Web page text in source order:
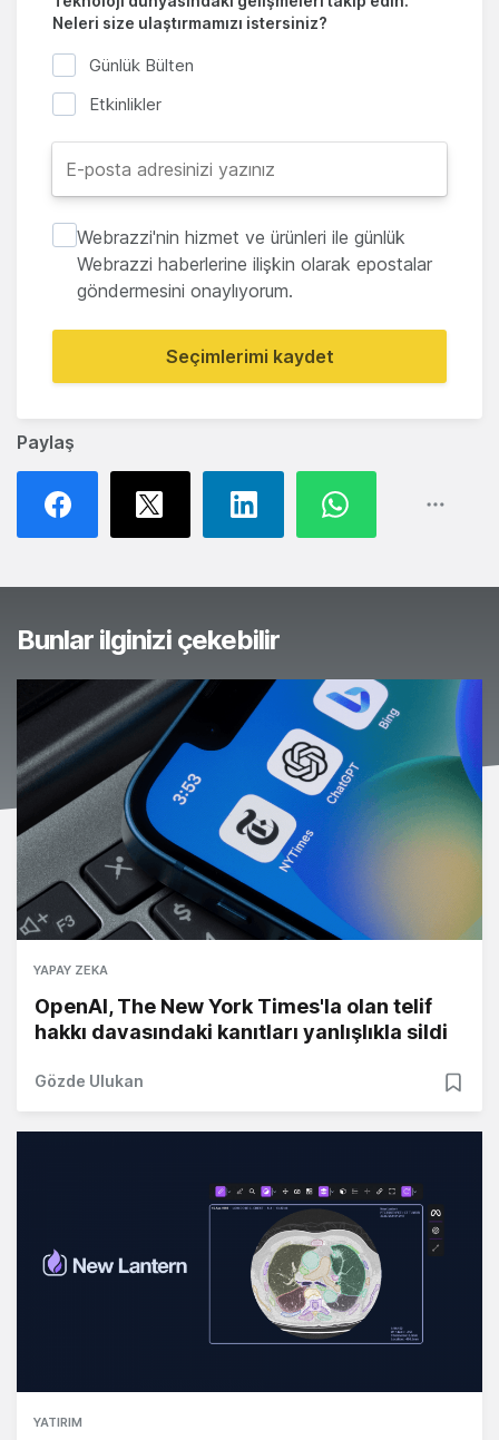
Paylaş
Neleri size ulaştırmamızı istersiniz?
Günlük Bülten
Etkinlikler
Webrazzi'nin hizmet ve ürünleri ile günlük
Webrazzi haberlerine ilişkin olarak epostalar
göndermesini onaylıyorum.
Seçimlerimi kaydet
Bunlar ilginizi çekebilir
YAPAY ZEKA
OpenAI, The New York Times'la olan telif
hakkı davasındaki kanıtları yanlışlıkla sildi
Gözde Ulukan
YATIRIM